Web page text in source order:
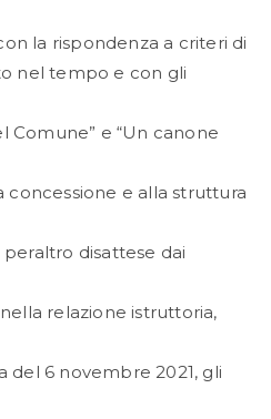
la rispondenza a criteri di
nel tempo e con gli
Comune” e “Un canone
concessione e alla struttura
disattese dai
relazione istruttoria,
del 6 novembre 2021, gli